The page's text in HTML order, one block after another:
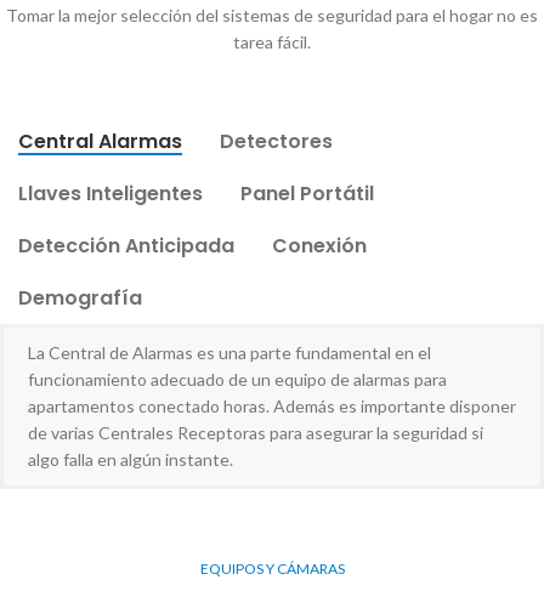
Tomar la mejor selección del sistemas de seguridad para el hogar no es
tarea fácil.
Central Alarmas
Detectores
Llaves Inteligentes
Panel Portátil
Detección Anticipada
Conexión
Demografía
La Central de Alarmas es una parte fundamental en el
funcionamiento adecuado de un equipo de alarmas para
apartamentos conectado horas. Además es importante disponer
de varias Centrales Receptoras para asegurar la seguridad si
algo falla en algún instante.
EQUIPOS Y CÁMARAS